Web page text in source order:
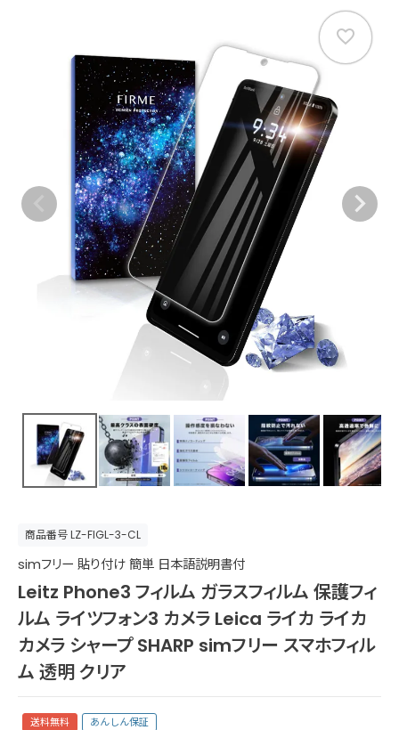
商品番号LZ-FIGL-3-CL
simフリー 貼り付け 簡単 日本語説明書付
Leitz Phone3 フィルム ガラスフィルム 保護フィ
ルム ライツフォン3 カメラ Leica ライカ ライカ
カメラ シャープ SHARP simフリー スマホフィル
ム 透明 クリア
送料無料 あんしん保証